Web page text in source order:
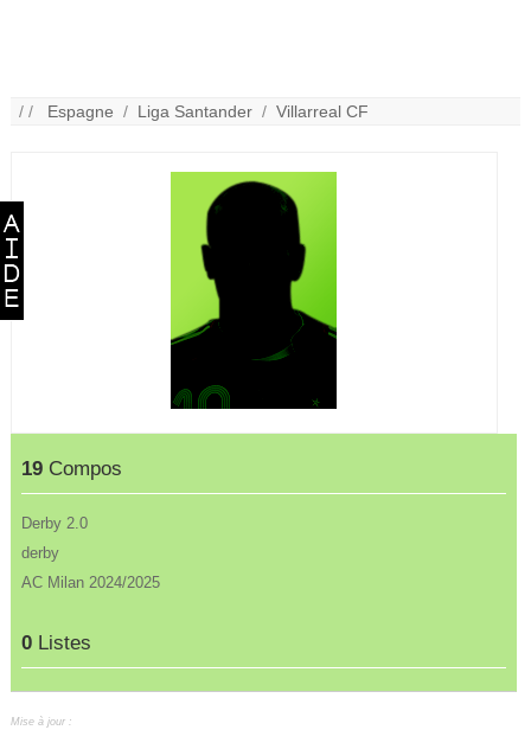
/ / Espagne / Liga Santander /Villarreal CF
19 Compos
Derby 2.0
derby
AC Milan 2024/2025
0 Listes
Mise à jour :